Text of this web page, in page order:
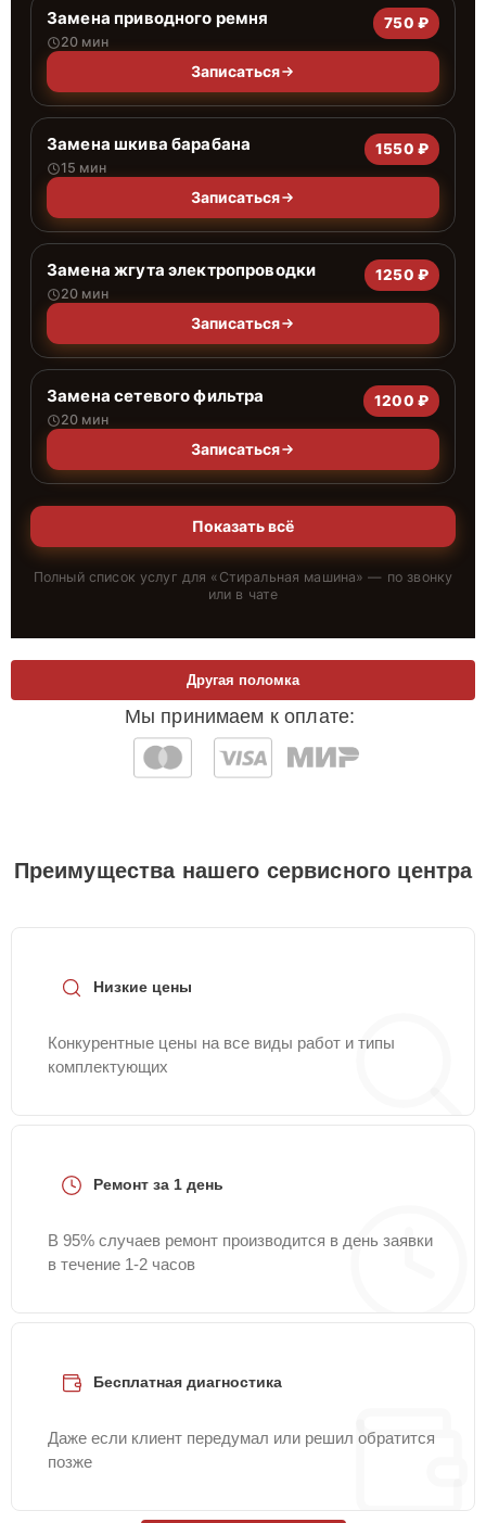
Замена приводного ремня
20 мин
750 ₽
Записаться
Замена шкива барабана
15 мин
1550 ₽
Записаться
Замена жгута электропроводки
20 мин
1250 ₽
Записаться
Замена сетевого фильтра
20 мин
1200 ₽
Записаться
Показать всё
Полный список услуг для « Стиральная машина» — по звонку
или в чате
Мы принимаем к оплате:
Другая поломка
Преимущества нашего сервисного центра
Низкие цены
Конкурентные цены на все виды работ и типы
комплектующих
Ремонт за 1 день
В 95% случаев ремонт производится в день заявки
в течение 1-2 часов
Бесплатная диагностика
Даже если клиент передумал или решил обратится
позже